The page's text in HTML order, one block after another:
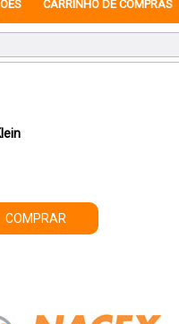
CARRINHO DE COMPRAS
COMPRAR